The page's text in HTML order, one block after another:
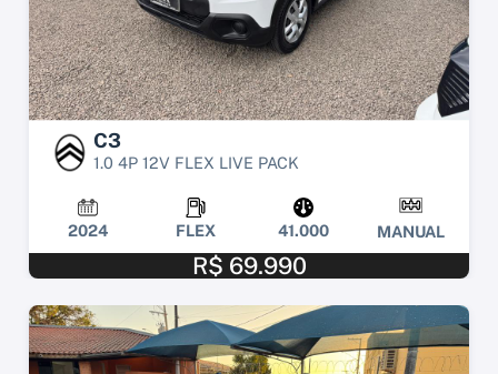
C3
1.0 4P 12V FLEX LIVE PACK
2024 FLEX 41.000 MANUAL
R$ 69.990